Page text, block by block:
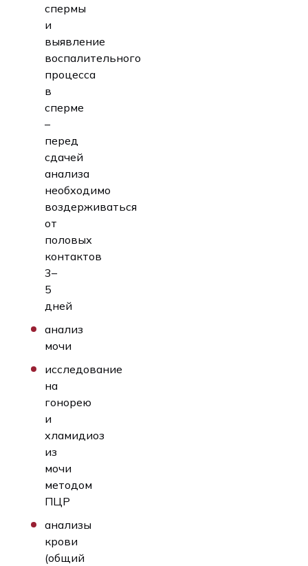
спермы
и
выявление
воспалительного
процесса
в
сперме
–
перед
сдачей
анализа
необходимо
воздерживаться
от
половых
контактов
3–
5
дней
анализ
мочи
исследование
на
гонорею
и
хламидиоз
из
мочи
методом
ПЦР
анализы
крови
(общий